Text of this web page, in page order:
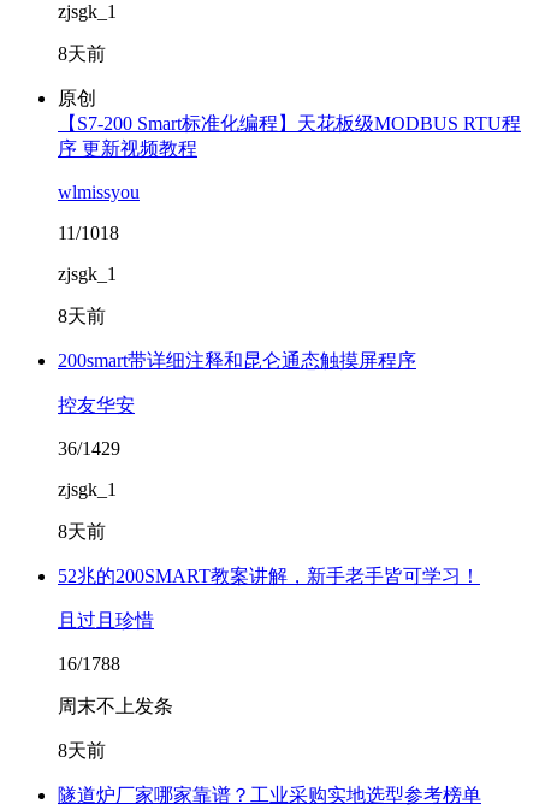
zjsgk_1
8天前
原创
【S7-200 Smart标准化编程】天花板级MODBUS RTU程
序 更新视频教程
wlmissyou
11/1018
zjsgk_1
8天前
200smart带详细注释和昆仑通态触摸屏程序
控友华安
36/1429
zjsgk_1
8天前
52兆的200SMART教案讲解，新手老手皆可学习！
且过且珍惜
16/1788
周末不上发条
8天前
隧道炉厂家哪家靠谱？工业采购实地选型参考榜单